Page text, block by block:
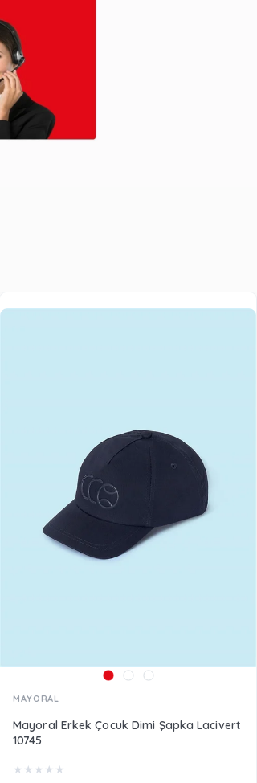
MAYORAL
Mayoral Erkek Çocuk Dimi Şapka Lacivert
10745
★ ★ ★ ★ ★